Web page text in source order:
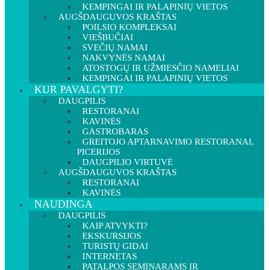
KEMPINGAI IR PALAPINIŲ VIETOS
AUGŠDAUGUVOS KRAŠTAS
POILSIO KOMPLEKSAI
VIEŠBUČIAI
SVEČIŲ NAMAI
NAKVYNĖS NAMAI
ATOSTOGŲ IR UŽMIESČIO NAMELIAI
KEMPINGAI IR PALAPINIŲ VIETOS
KUR PAVALGYTI?
DAUGPILIS
RESTORANAI
KAVINĖS
GASTROBARAS
GREITOJO APTARNAVIMO RESTORANAI,
PICERIJOS
DAUGPILIO VIRTUVĖ
AUGŠDAUGUVOS KRAŠTAS
RESTORANAI
KAVINĖS
NAUDINGA
DAUGPILIS
KAIP ATVYKTI?
EKSKURSIJOS
TURISTŲ GIDAI
INTERNETAS
PATALPOS SEMINARAMS IR